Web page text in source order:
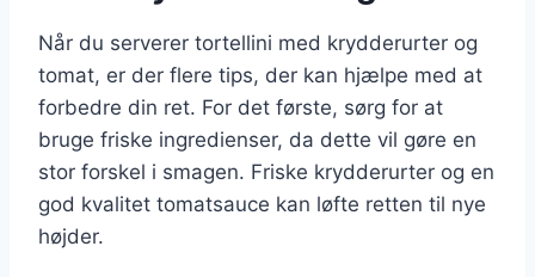
Når du serverer tortellini med krydderurter og
tomat, er der flere tips, der kan hjælpe med at
forbedre din ret. For det første, sørg for at
bruge friske ingredienser, da dette vil gøre en
stor forskel i smagen. Friske krydderurter og en
god kvalitet tomatsauce kan løfte retten til nye
højder.